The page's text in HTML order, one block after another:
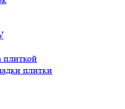
плиткой
плитки